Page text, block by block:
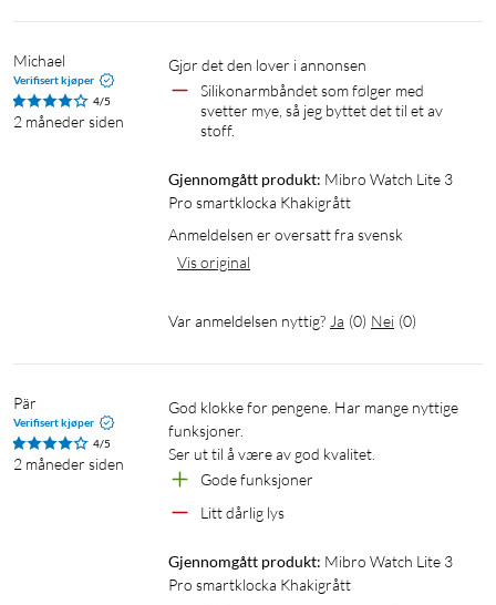
Michael
Verifisert kjøper
4/5
2 måneder siden
Gjør det den lover i annonsen
Silikonarmbåndet som følger med
svetter mye, så jeg byttet det til et av
stoff.
Gjennomgått produkt: Mibro Watch Lite 3
Pro smartklocka Khakigrått
Anmeldelsen er oversatt fra svensk
Vis original
Var anmeldelsen nyttig? Ja (0) Nei (0)
Pär
Verifisert kjøper
4/5
2 måneder siden
God klokke for pengene. Har mange nyttige
funksjoner.
Ser ut til å være av god kvalitet.
Gode funksjoner
Litt dårlig lys
Gjennomgått produkt: Mibro Watch Lite 3
Pro smartklocka Khakigrått